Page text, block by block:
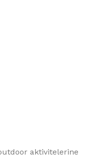
aktivitelerine